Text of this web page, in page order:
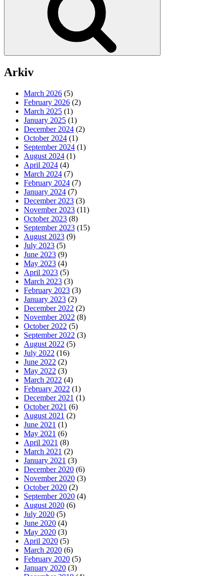
Arkiv
March 2026 (5)
February 2026 (2)
March 2025 (1)
January 2025 (1)
December 2024 (2)
October 2024 (1)
September 2024 (1)
August 2024 (1)
April 2024 (4)
March 2024 (7)
February 2024 (7)
January 2024 (7)
December 2023 (3)
November 2023 (11)
October 2023 (8)
September 2023 (15)
August 2023 (9)
July 2023 (5)
June 2023 (9)
May 2023 (4)
April 2023 (5)
March 2023 (3)
February 2023 (3)
January 2023 (2)
December 2022 (2)
November 2022 (8)
October 2022 (5)
September 2022 (3)
August 2022 (5)
July 2022 (16)
June 2022 (2)
May 2022 (3)
March 2022 (4)
February 2022 (1)
December 2021 (1)
October 2021 (6)
August 2021 (2)
June 2021 (1)
May 2021 (6)
April 2021 (8)
March 2021 (2)
January 2021 (3)
December 2020 (6)
November 2020 (3)
October 2020 (2)
September 2020 (4)
August 2020 (6)
July 2020 (5)
June 2020 (4)
May 2020 (3)
April 2020 (5)
March 2020 (6)
February 2020 (5)
January 2020 (3)